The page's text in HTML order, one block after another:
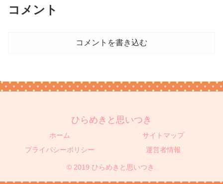
コメント
コメントを書き込む
ひらめきと思いつき
ホーム
サイトマップ
プライバシーポリシー
運営者情報
© 2019 ひらめきと思いつき.